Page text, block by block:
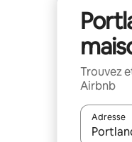
Trouvez
Airbnb
Adresse
Lorsque